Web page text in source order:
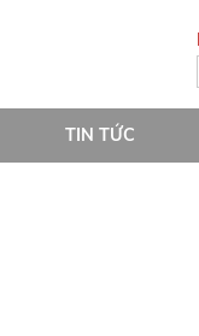
TIN TỨC